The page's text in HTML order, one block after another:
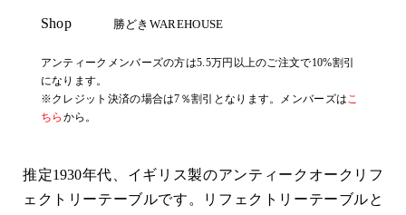
Shop 勝どきWAREHOUSE
アンティークメンバーズの方は5.5万円以上のご注文で10%割引
になります。
※クレジット決済の場合は7％割引となります。メンバーズはこ
ちら から。
推定1930年代、イギリス製のアンティークオークリフ
ェクトリーテーブルです。リフェクトリーテーブルと